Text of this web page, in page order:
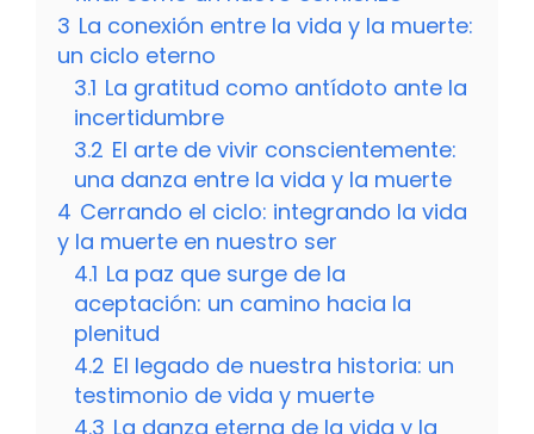
3 La conexión entre la vida y la muerte:
un ciclo eterno
3.1 La gratitud como antídoto ante la
incertidumbre
3.2 El arte de vivir conscientemente:
una danza entre la vida y la muerte
4 Cerrando el ciclo: integrando la vida
y la muerte en nuestro ser
4.1 La paz que surge de la
aceptación: un camino hacia la
plenitud
4.2 El legado de nuestra historia: un
testimonio de vida y muerte
4.3 La danza eterna de la vida y la